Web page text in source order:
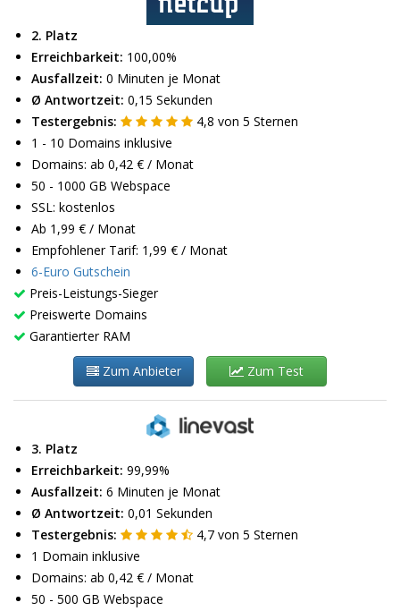
2. Platz
Erreichbarkeit: 100,00%
Ausfallzeit: 0 Minuten je Monat
Ø Antwortzeit: 0,15 Sekunden
Testergebnis:
4,8 von 5 Sternen
1 - 10 Domains inklusive
Domains: ab 0,42 € / Monat
50 - 1000 GB Webspace
SSL: kostenlos
Ab 1,99 € / Monat
Empfohlener Tarif: 1,99 € / Monat
6-Euro Gutschein
Preis-Leistungs-Sieger
Preiswerte Domains
Garantierter RAM
Zum Anbieter Zum Test
3. Platz
Erreichbarkeit: 99,99%
Ausfallzeit: 6 Minuten je Monat
Ø Antwortzeit: 0,01 Sekunden
Testergebnis:
4,7 von 5 Sternen
1 Domain inklusive
Domains: ab 0,42 € / Monat
50 - 500 GB Webspace